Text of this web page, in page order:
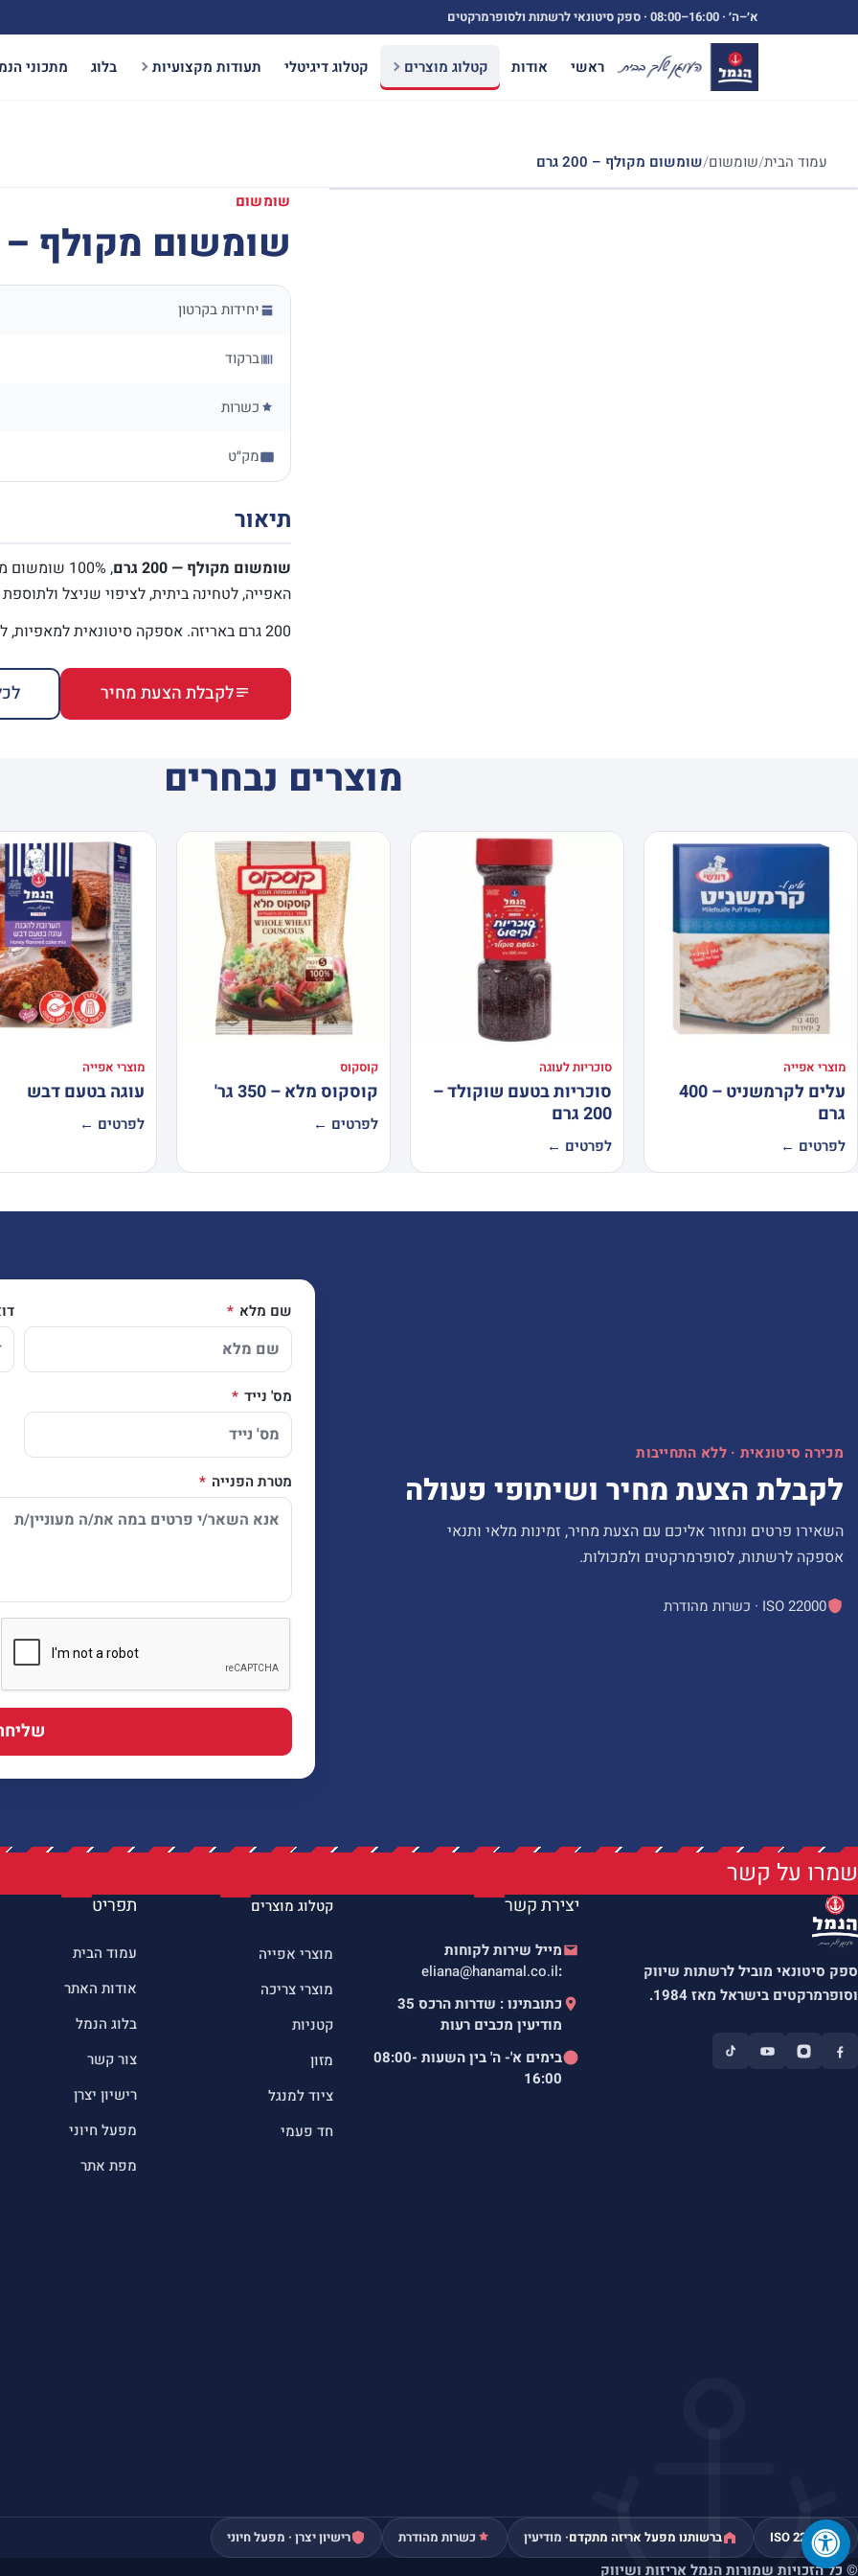
לתוכן
א׳–ה׳ · 08:00–16:00 · ספק סיטונאי לרשתות ולסופרמרקטים
ראשי אודות קטלוג מוצרים קטלוג דיגיטלי תעודות מקצועיות בלוג מתכוני
עמוד הבית/שומשום/שומשום מקולף – 200 גרם
שומשום
שומשום מקולף – 200
יחידות בקרטון
ברקוד
כשרות
מק״ט
תיאור
שומשום מקולף — 200 גרם
, 100%
האפייה, לטחינה ביתית, לציפוי שניצל
200 גרם באריזה. אספקה סיטונאית למאפיות, לפיצריות ולסופרמרקטים.
לקבלת הצעת מחיר
מוצרים נבחרים
מוצרי אפייה
עלים לקרמשניט – 400
גרם
לפרטים ←
סוכריות לעוגה
סוכריות בטעם שוקולד –
200 גרם
לפרטים ←
קוסקוס
קוסקוס מלא – 350 גר'
לפרטים ←
מוצרי אפייה
עוגה בטעם דבש
לפרטים ←
מכירה סיטונאית · ללא התחייבות
לקבלת הצעת מחיר ושיתופי פעולה
השאירו פרטים ונחזור אליכם עם הצעת מחיר, זמינות מלאי ותנאי
אספקה לרשתות, לסופרמרקטים ולמכולות.
ISO 22000 · כשרות מהודרת
שם מלא
מס' נייד
מטרת הפנייה
שמרו על קשר
ספק סיטונאי מוביל לרשתות שיווק
וסופרמרקטים בישראל מאז 1984.
יצירת קשר
מייל שירות לקוחות
:
eliana@hanamal.co.il
כתובתינו : שדרות הרכס 35
מודיעין מכבים רעות
בימים א'- ה' בין השעות 08:00-
16:00
קטלוג מוצרים
מוצרי אפייה
מוצרי צריכה
קטניות
מזון
ציוד למנגל
חד פעמי
תפריט
עמוד הבית
אודות האתר
בלוג הנמל
צור קשר
רישיון יצרן
מפעל חיוני
מפת אתר
ISO 22000 ברשותנו מפעל אריזה מתקדם· מודיעין כשרות מהודרת רישיון יצרן · מפעל חיוני
© כל הזכויות שמורות הנמל אריזות ושיווק